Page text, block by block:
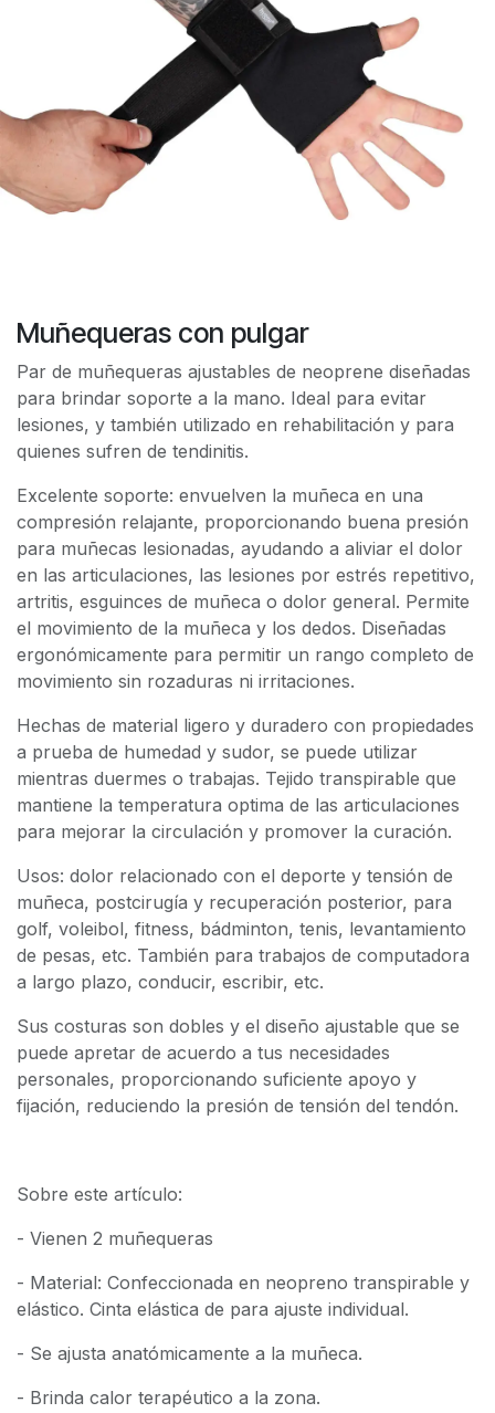
Muñequeras con pulgar
Par de muñequeras ajustables de neoprene diseñadas
para brindar soporte a la mano. Ideal para evitar
lesiones, y también utilizado en rehabilitación y para
quienes sufren de tendinitis.
Excelente soporte: envuelven la muñeca en una
compresión relajante, proporcionando buena presión
para muñecas lesionadas, ayudando a aliviar el dolor
en las articulaciones, las lesiones por estrés repetitivo,
artritis, esguinces de muñeca o dolor general. Permite
el movimiento de la muñeca y los dedos. Diseñadas
ergonómicamente para permitir un rango completo de
movimiento sin rozaduras ni irritaciones.
Hechas de material ligero y duradero con propiedades
a prueba de humedad y sudor, se puede utilizar
mientras duermes o trabajas. Tejido transpirable que
mantiene la temperatura optima de las articulaciones
para mejorar la circulación y promover la curación.
Usos: dolor relacionado con el deporte y tensión de
muñeca, postcirugía y recuperación posterior, para
golf, voleibol, fitness, bádminton, tenis, levantamiento
de pesas, etc. También para trabajos de computadora
a largo plazo, conducir, escribir, etc.
Sus costuras son dobles y el diseño ajustable que se
puede apretar de acuerdo a tus necesidades
personales, proporcionando suficiente apoyo y
fijación, reduciendo la presión de tensión del tendón.
Sobre este artículo:
- Vienen 2 muñequeras
- Material: Confeccionada en neopreno transpirable y
elástico. Cinta elástica de para ajuste individual.
- Se ajusta anatómicamente a la muñeca.
- Brinda calor terapéutico a la zona.